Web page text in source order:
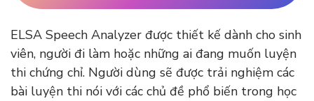
ELSA Speech Analyzer được thiết kế dành cho sinh
viên, người đi làm hoặc những ai đang muốn luyện
thi chứng chỉ. Người dùng sẽ được trải nghiệm các
bài luyện thi nói với các chủ đề phổ biến trong học